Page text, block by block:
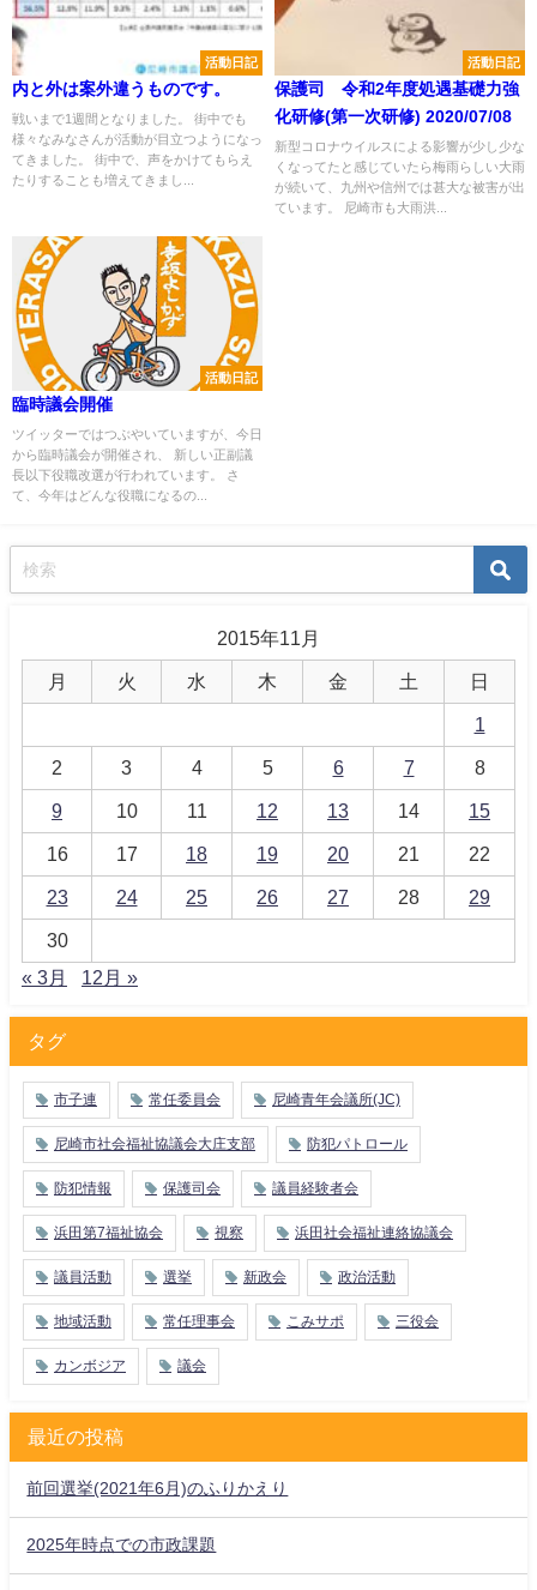
活動日記
内と外は案外違うものです。
戦いまで1週間となりました。 街中でも
様々なみなさんが活動が目立つようになっ
てきました。 街中で、声をかけてもらえ
たりすることも増えてきまし...
活動日記
保護司 令和2年度処遇基礎力強
化研修(第一次研修) 2020/07/08
新型コロナウイルスによる影響が少し少な
くなってたと感じていたら梅雨らしい大雨
が続いて、九州や信州では甚大な被害が出
ています。 尼崎市も大雨洪...
活動日記
臨時議会開催
ツイッターではつぶやいていますが、今日
から臨時議会が開催され、 新しい正副議
長以下役職改選が行われています。 さ
て、今年はどんな役職になるの...
2015年11月
月 火 水 木 金 土 日
1
2 3 4 5 6 7 8
9 10 11 12 13 14 15
16 17 18 19 20 21 22
23 24 25 26 27 28 29
30
« 3月
12月 »
タグ
市子連 常任委員会 尼崎青年会議所(JC)
尼崎市社会福祉協議会大庄支部 防犯パトロール
防犯情報 保護司会 議員経験者会
浜田第7福祉協会 視察 浜田社会福祉連絡協議会
議員活動 選挙 新政会 政治活動
地域活動 常任理事会 こみサポ 三役会
カンボジア 議会
最近の投稿
前回選挙(2021年6月)のふりかえり
2025年時点での市政課題